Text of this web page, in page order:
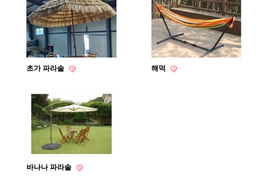
초가 파라솔 해먹
바나나 파라솔